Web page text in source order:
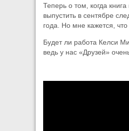
Теперь о том, когда
выпустить в сентябре
года. Но мне кажется,
Будет ли работа Келси
ведь у нас «Друзей»